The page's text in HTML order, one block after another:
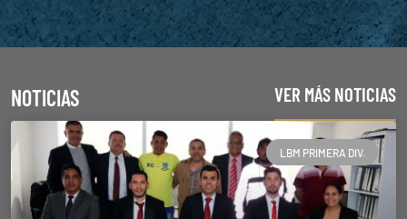
NOTICIAS VER MÁS NOTICIAS
LBM PRIMERA DIV.